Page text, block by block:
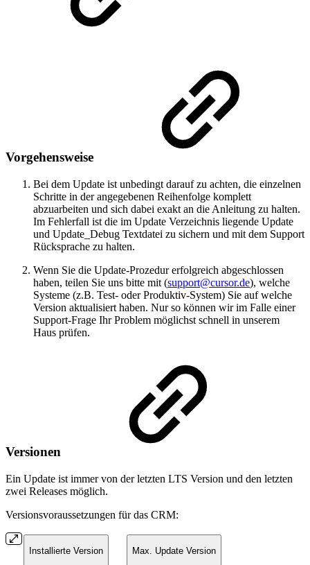
Vorgehensweise
Bei dem Update ist unbedingt darauf zu achten, die einzelnen
Schritte in der angegebenen Reihenfolge komplett
abzuarbeiten und sich dabei exakt an die Anleitung zu halten.
Im Fehlerfall ist die im Update Verzeichnis liegende Update
und Update_Debug Textdatei zu sichern und mit dem Support
Rücksprache zu halten.
Wenn Sie die Update-Prozedur erfolgreich abgeschlossen
haben, teilen Sie uns bitte mit (support@cursor.de), welche
Systeme (z.B. Test- oder Produktiv-System) Sie auf welche
Version aktualisiert haben. Nur so können wir im Falle einer
Support-Frage Ihr Problem möglichst schnell in unserem
Haus prüfen.
Versionen
Ein Update ist immer von der letzten LTS Version und den letzten
zwei Releases möglich.
Versionsvoraussetzungen für das CRM:
Installierte Version Max. Update Version